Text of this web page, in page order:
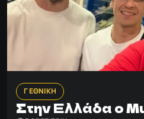
Γ ΕΘΝΙΚΗ
Στην Ελλάδα ο